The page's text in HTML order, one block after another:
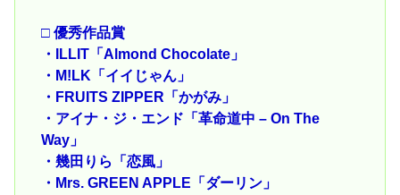
□ 優秀作品賞
・ILLIT「Almond Chocolate」
・M!LK「イイじゃん」
・FRUITS ZIPPER「かがみ」
・アイナ・ジ・エンド「革命道中 – On The
Way」
・幾田りら「恋風」
・Mrs. GREEN APPLE「ダーリン」